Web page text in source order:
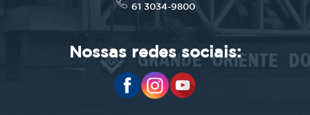
61 3034-9800
Nossas redes sociais: